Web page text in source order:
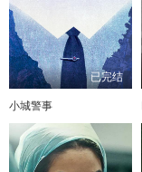
已完结
小城警事